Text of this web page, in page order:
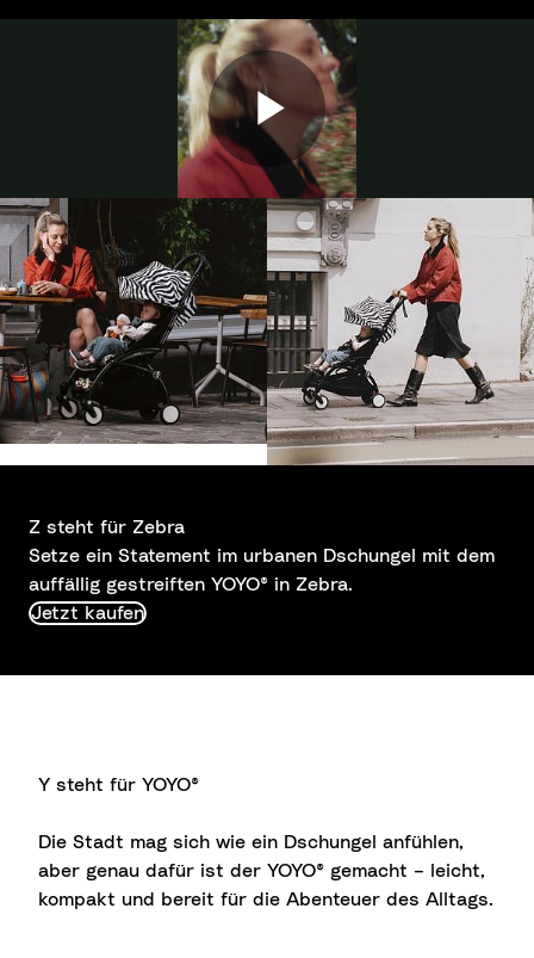
Z steht für Zebra
Setze ein Statement im urbanen Dschungel mit dem
auffällig gestreiften YOYO® in Zebra.
Jetzt kaufen
Y steht für YOYO®
Die Stadt mag sich wie ein Dschungel anfühlen,
aber genau dafür ist der YOYO® gemacht – leicht,
kompakt und bereit für die Abenteuer des Alltags.